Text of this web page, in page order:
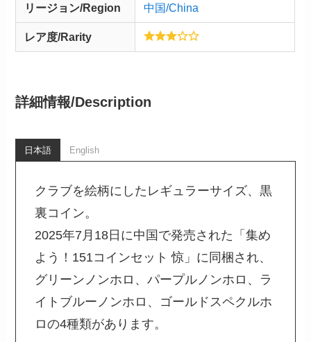
リージョン/Region 中国/China
レア度/Rarity
詳細情報/Description
日本語 English
クラブを絵柄にしたレギュラーサイズ、黒
裏コイン。
2025年7月18日に中国で発売された「集め
よう！151コインセット 惊」に同梱され、
グリーンノンホロ、パープルノンホロ、ラ
イトブルーノンホロ、ゴールドスペクルホ
ロの4種類があります。